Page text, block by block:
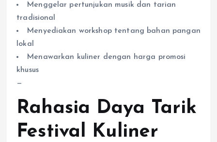
Menggelar pertunjukan musik dan tarian
tradisional
Menyediakan workshop tentang bahan pangan
lokal
Menawarkan kuliner dengan harga promosi
khusus
—
Rahasia Daya Tarik
Festival Kuliner